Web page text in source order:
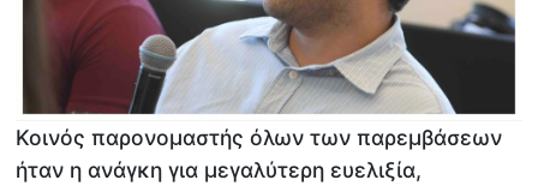
Κοινός παρονομαστής όλων των παρεμβάσεων
ήταν η ανάγκη για μεγαλύτερη ευελιξία,